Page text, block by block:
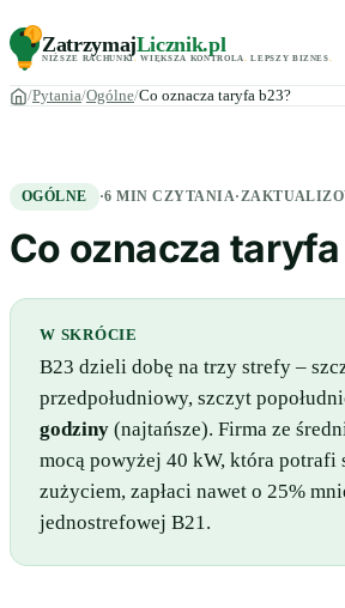
ZatrzymajLicznik.pl
NIŻSZE RACHUNKI. WIĘKSZA KONTROLA LEPSZY BIZNES
Pytania Ogólne Co oznacza taryfa b23?
OGÓLNE ·6 MIN CZYTANIA·
Co oznacza
W SKRÓCIE
B23 dzieli dobę na trzy strefy –
przedpołudniowy, szczyt
godziny (najtańsze). Firma ze
mocą powyżej 40 kW, która potrafi
zużyciem, zapłaci nawet o 25%
jednostrefowej B21.